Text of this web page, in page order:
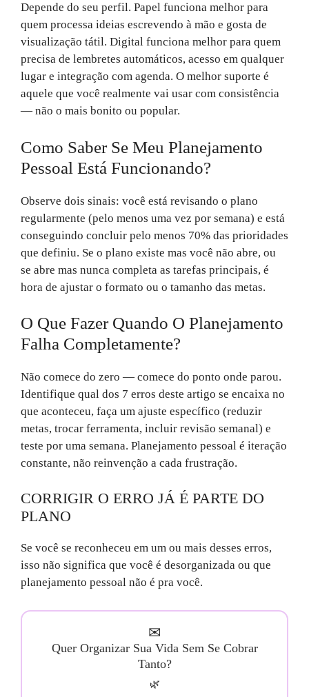
Depende do seu perfil. Papel funciona melhor para
quem processa ideias escrevendo à mão e gosta de
visualização tátil. Digital funciona melhor para quem
precisa de lembretes automáticos, acesso em qualquer
lugar e integração com agenda. O melhor suporte é
aquele que você realmente vai usar com consistência
— não o mais bonito ou popular.
Como Saber Se Meu Planejamento
Pessoal Está Funcionando?
Observe dois sinais: você está revisando o plano
regularmente (pelo menos uma vez por semana) e está
conseguindo concluir pelo menos 70% das prioridades
que definiu. Se o plano existe mas você não abre, ou
se abre mas nunca completa as tarefas principais, é
hora de ajustar o formato ou o tamanho das metas.
O Que Fazer Quando O Planejamento
Falha Completamente?
Não comece do zero — comece do ponto onde parou.
Identifique qual dos 7 erros deste artigo se encaixa no
que aconteceu, faça um ajuste específico (reduzir
metas, trocar ferramenta, incluir revisão semanal) e
teste por uma semana. Planejamento pessoal é iteração
constante, não reinvenção a cada frustração.
CORRIGIR O ERRO JÁ É PARTE DO
PLANO
Se você se reconheceu em um ou mais desses erros,
isso não significa que você é desorganizada ou que
planejamento pessoal não é pra você.
✉
Quer Organizar Sua Vida Sem Se Cobrar
Tanto?
🌿